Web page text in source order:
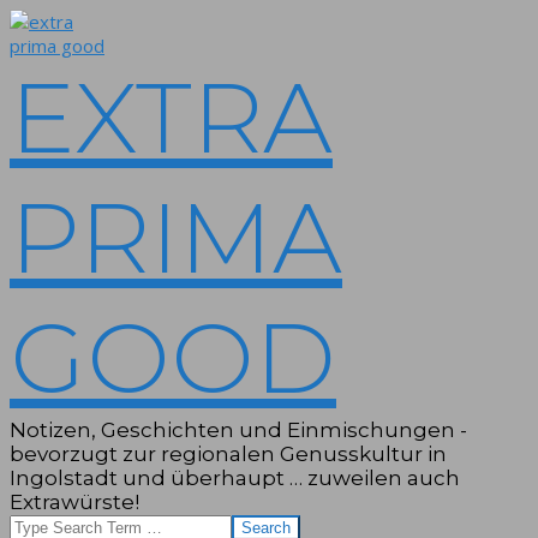
Skip
to
EXTRA
PRIMA
GOOD
Notizen, Geschichten und Einmischungen -
bevorzugt zur regionalen Genusskultur in
Ingolstadt und überhaupt … zuweilen auch
Extrawürste!
Search